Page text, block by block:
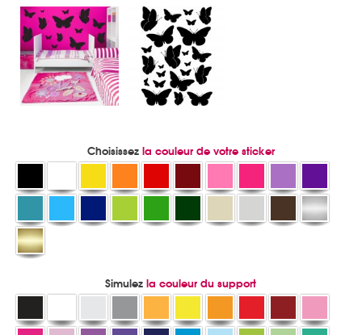
Choisissez la couleur de votre sticker
Simulezla couleur du support